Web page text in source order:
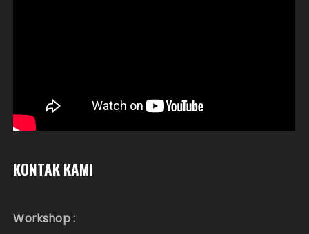
KONTAK KAMI
Workshop :